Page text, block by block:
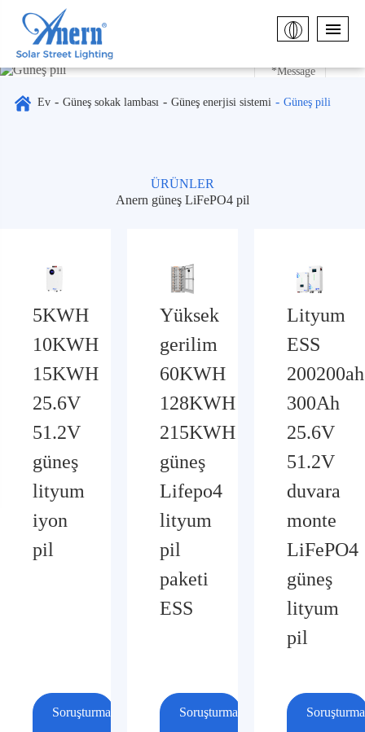
Güneş
pili
Ev Güneş sokak lambası Güneş enerjisi sistemi Güneş pili
ÜRÜNLER
Anern güneş LiFePO4 pil
5KWH
10KWH
15KWH
25.6V
51.2V
güneş
lityum
iyon
pil
Soruşturma
Yüksek
gerilim
60KWH
128KWH
215KWH
güneş
Lifepo4
lityum
pil
paketi
ESS
Soruşturma
Lityum
ESS
200200ah
300Ah
25.6V
51.2V
duvara
monte
LiFePO4
güneş
lityum
pil
Soruşturma